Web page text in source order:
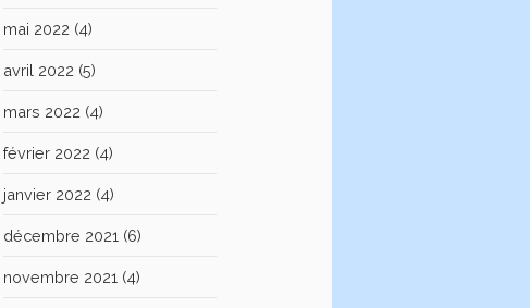
mai 2022 (4)
avril 2022 (5)
mars 2022 (4)
février 2022 (4)
janvier 2022 (4)
décembre 2021 (6)
novembre 2021 (4)